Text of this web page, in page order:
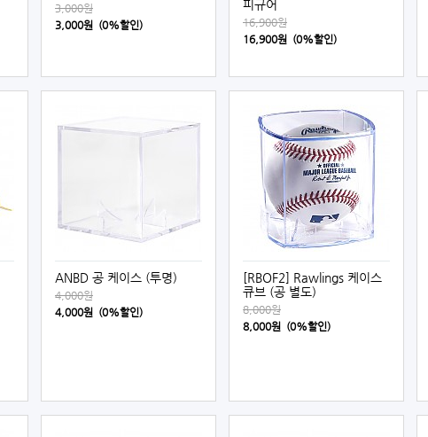
3,000원
3,000원 (0%할인)
피규어
16,900원
16,900원 (0%할인)
ANBD 공 케이스 (투명)
4,000원
4,000원 (0%할인)
[RBOF2] Rawlings 케이스
큐브 (공 별도)
8,000원
8,000원 (0%할인)